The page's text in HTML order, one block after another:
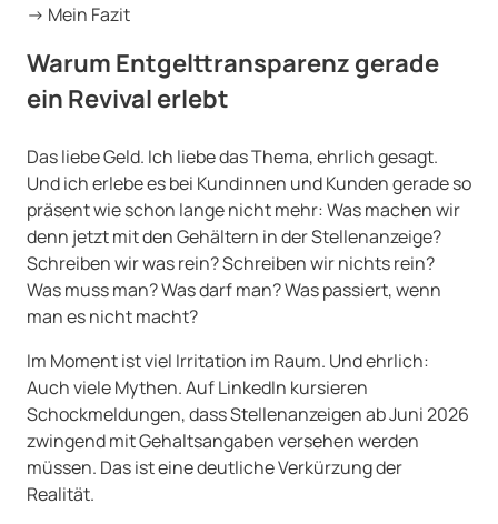
→ Mein Fazit
Warum Entgelttransparenz gerade
ein Revival erlebt
Das liebe Geld. Ich liebe das Thema, ehrlich gesagt.
Und ich erlebe es bei Kundinnen und Kunden gerade so
präsent wie schon lange nicht mehr: Was machen wir
denn jetzt mit den Gehältern in der Stellenanzeige?
Schreiben wir was rein? Schreiben wir nichts rein?
Was muss man? Was darf man? Was passiert, wenn
man es nicht macht?
Im Moment ist viel Irritation im Raum. Und ehrlich:
Auch viele Mythen. Auf LinkedIn kursieren
Schockmeldungen, dass Stellenanzeigen ab Juni 2026
zwingend mit Gehaltsangaben versehen werden
müssen. Das ist eine deutliche Verkürzung der
Realität.